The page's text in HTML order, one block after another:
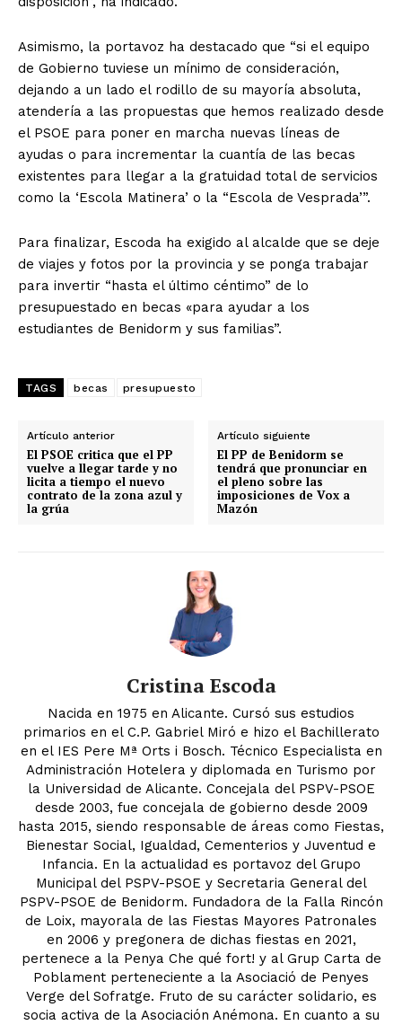
Asimismo, la portavoz ha destacado que “si el equipo
de Gobierno tuviese un mínimo de consideración,
dejando a un lado el rodillo de su mayoría absoluta,
atendería a las propuestas que hemos realizado desde
el PSOE para poner en marcha nuevas líneas de
ayudas o para incrementar la cuantía de las becas
existentes para llegar a la gratuidad total de servicios
como la ‘Escola Matinera’ o la “Escola de Vesprada’”.
Para finalizar, Escoda ha exigido al alcalde que se deje
de viajes y fotos por la provincia y se ponga trabajar
para invertir “hasta el último céntimo” de lo
presupuestado en becas «para ayudar a los
estudiantes de Benidorm y sus familias”.
TAGS becas presupuesto
Artículo anterior
El PSOE critica que el PP
vuelve a llegar tarde y no
licita a tiempo el nuevo
contrato de la zona azul y
la grúa
Artículo siguiente
El PP de Benidorm se
tendrá que pronunciar en
el pleno sobre las
imposiciones de Vox a
Mazón
Cristina Escoda
Nacida en 1975 en Alicante. Cursó sus estudios
primarios en el C.P. Gabriel Miró e hizo el Bachillerato
en el IES Pere Mª Orts i Bosch. Técnico Especialista en
Administración Hotelera y diplomada en Turismo por
la Universidad de Alicante. Concejala del PSPV-PSOE
desde 2003, fue concejala de gobierno desde 2009
hasta 2015, siendo responsable de áreas como Fiestas,
Bienestar Social, Igualdad, Cementerios y Juventud e
Infancia. En la actualidad es portavoz del Grupo
Municipal del PSPV-PSOE y Secretaria General del
PSPV-PSOE de Benidorm. Fundadora de la Falla Rincón
de Loix, mayorala de las Fiestas Mayores Patronales
en 2006 y pregonera de dichas fiestas en 2021,
pertenece a la Penya Che qué fort! y al Grup Carta de
Poblament perteneciente a la Asociació de Penyes
Verge del Sofratge. Fruto de su carácter solidario, es
socia activa de la Asociación Anémona. En cuanto a su